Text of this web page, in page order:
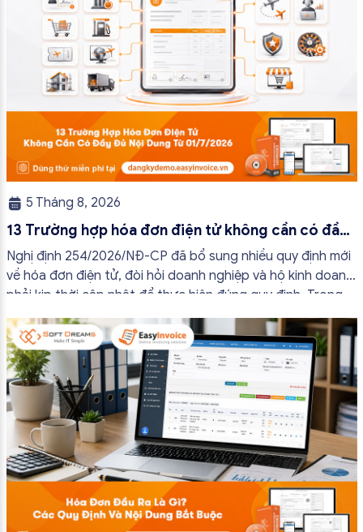
5 Tháng 8, 2026
13 Trường hợp hóa đơn điện tử không cần có đầy
đủ nội dung từ 01/7/2026
Nghị định 254/2026/NĐ-CP đã bổ sung nhiều quy định mới
về hóa đơn điện tử, đòi hỏi doanh nghiệp và hộ kinh doanh
phải kịp thời cập nhật để thực hiện đúng quy định. Trong
bài viết này, hóa đơn điện tử EasyInvoice sẽ chia sẻ 13
trường hợp hóa đơn điện tử không cần […]